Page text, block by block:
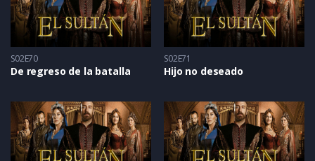
S02E70
De regreso de la batalla
S02E71
Hijo no deseado